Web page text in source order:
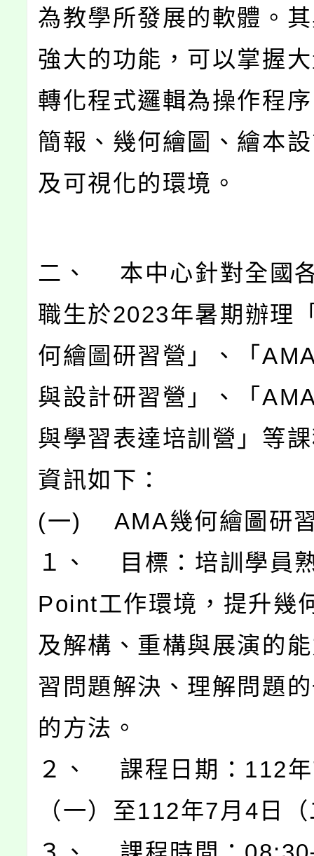
為教學所發展的軟體。
強大的功能，可以掌握
轉化程式邏輯為操作程
簡報、幾何繪圖、繪本
及可視化的環境。
二、 本中心針對全國
職生於2023年暑期辦理
何繪圖研習營」、「
與設計研習營」、「
與學習表達培訓營」等
資訊如下：
(一) AMA幾何繪圖研
１、 目標：培訓學員
Point工作環境，提升幾
及解構、重構與展演的
習問題解決、理解問題
的方法。
２、 課程日期：112
（一）至112年7月4日